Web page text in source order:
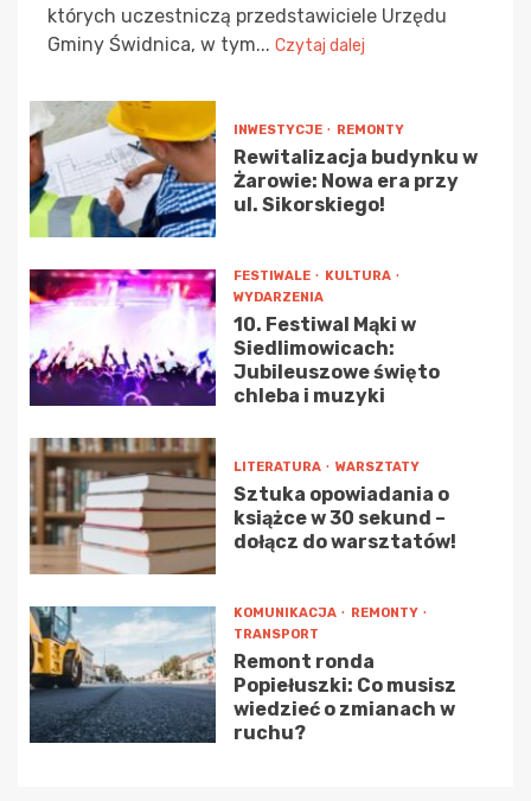
których uczestniczą przedstawiciele Urzędu
Gminy Świdnica, w tym... Czytaj dalej
INWESTYCJE REMONTY
Rewitalizacja budynku w
Żarowie: Nowa era przy
ul. Sikorskiego!
FESTIWALE
KULTURA
WYDARZENIA
10. Festiwal Mąki w
Siedlimowicach:
Jubileuszowe święto
chleba i muzyki
LITERATURA WARSZTATY
Sztuka opowiadania o
książce w 30 sekund –
dołącz do warsztatów!
KOMUNIKACJA
REMONTY
TRANSPORT
Remont ronda
Popiełuszki: Co musisz
wiedzieć o zmianach w
ruchu?